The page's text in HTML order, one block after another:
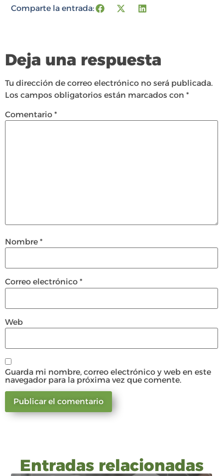
Comparte la entrada:
Deja una respuesta
Tu dirección de correo electrónico no será publicada.
Los campos obligatorios están marcados con *
Comentario *
Nombre *
Correo electrónico *
Web
Guarda mi nombre, correo electrónico y web en este
navegador para la próxima vez que comente.
Entradas relacionadas